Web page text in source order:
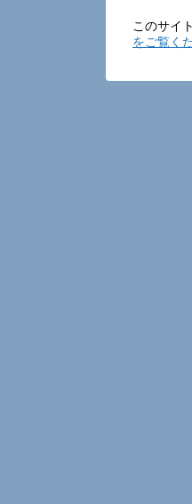
このサイ
をご覧く